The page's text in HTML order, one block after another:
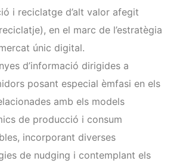
i reciclatge d’alt valor afegit
en el marc de l’estratègia
únic digital.
d’informació dirigides a
posant especial èmfasi en els
amb els models
de producció i consum
incorporant diverses
de nudging i contemplant els